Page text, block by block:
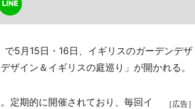
5月15日・16日、イギリスのガーデンデザ
ザイン＆イギリスの庭巡り」が開かれる。
［広告］
定期的に開催されており、毎回イ